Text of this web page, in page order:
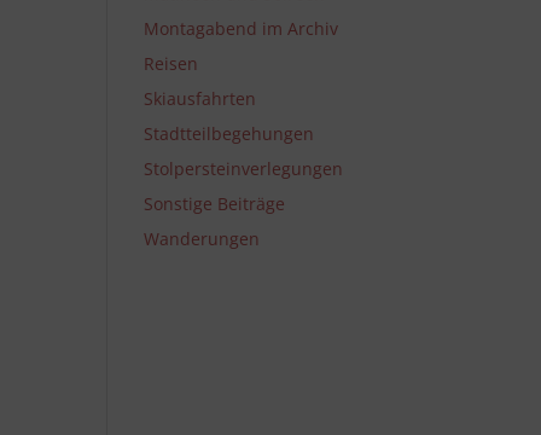
Montagabend im Archiv
Reisen
Skiausfahrten
Stadtteilbegehungen
Stolpersteinverlegungen
Sonstige Beiträge
Wanderungen